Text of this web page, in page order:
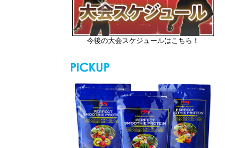
今後の大会スケジュールはこちら！